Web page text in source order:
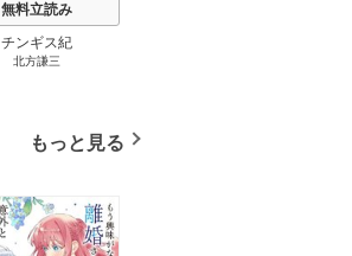
無料立読み
チンギス紀
北方謙三
もっと見る